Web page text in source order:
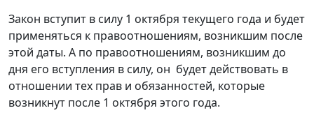
Закон вступит в силу 1 октября текущего года и будет
применяться к правоотношениям, возникшим после
этой даты. А по правоотношениям, возникшим до
дня его вступления в силу, он будет действовать в
отношении тех прав и обязанностей, которые
возникнут после 1 октября этого года.